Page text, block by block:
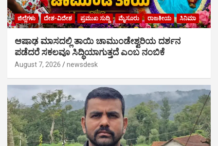
ಜಿಲ್ಲೆಗಳು ದೇಶ-ವಿದೇಶ ಪ್ರಮುಖ ಸುದ್ದಿ ಮೈಸೂರು ರಾಜಕೀಯ ಸಿನಿಮಾ
ಆಷಾಢ ಮಾಸದಲ್ಲಿ ತಾಯಿ ಚಾಮುಂಡೇಶ್ವರಿಯ ದರ್ಶನ
ಪಡೆದರೆ ಸಕಲವೂ ಸಿದ್ಧಿಯಾಗುತ್ತದೆ ಎಂಬ ನಂಬಿಕೆ
August 7, 2026 newsdesk